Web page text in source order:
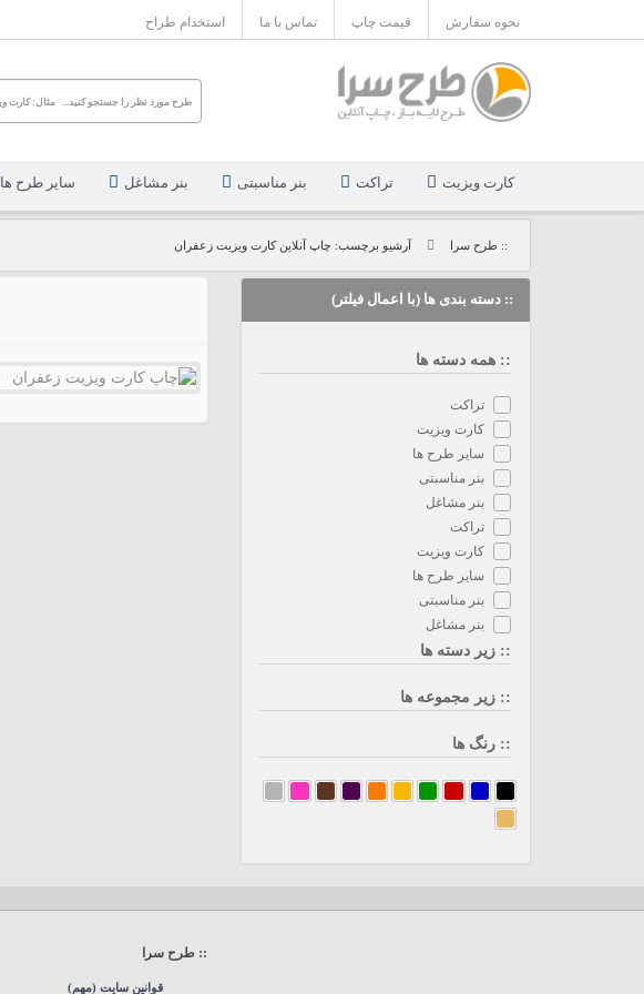
نحوه سفارش قیمت چاپ تماس با ما استخدام طراح
کارت ویزیت تراکت بنر مناسبتی بنر مشاغل سایر طرح ها
:: طرح سرا آرشیو برچسب: چاپ آنلاین کارت ویزیت زعفران
:: دسته بندی ها (با اعمال فیلتر)
:: همه دسته ها
تراکت
کارت ویزیت
سایر طرح ها
بنر مناسبتی
بنر مشاغل
تراکت
کارت ویزیت
سایر طرح ها
بنر مناسبتی
بنر مشاغل
:: زیر دسته ها
:: زیر مجموعه ها
:: رنگ ها
:: طرح سرا
قوانین سایت (مهم)